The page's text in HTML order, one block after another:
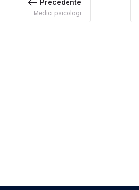
Precedente
Medici psicologi